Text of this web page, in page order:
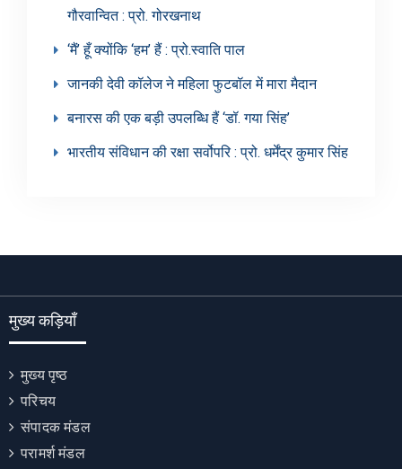
गौरवान्वित : प्रो. गोरखनाथ
‘मैं’ हूँ क्योंकि ‘हम’ हैं : प्रो.स्वाति पाल
जानकी देवी कॉलेज ने महिला फुटबॉल में मारा मैदान
बनारस की एक बड़ी उपलब्धि हैं ‘डॉ. गया सिंह’
भारतीय संविधान की रक्षा सर्वोपरि : प्रो. धर्मेंद्र कुमार सिंह
मुख्य कड़ियाँ
मुख्य पृष्ठ
परिचय
संपादक मंडल
परामर्श मंडल